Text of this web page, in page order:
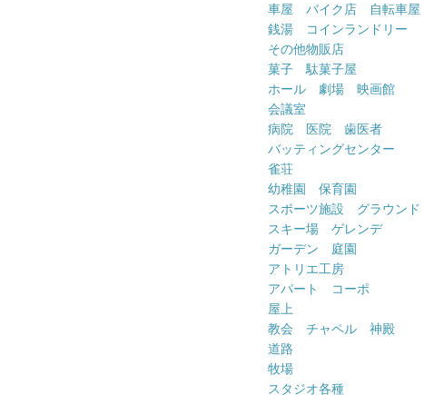
車屋 バイク店 自転車屋
銭湯 コインランドリー
その他物販店
菓子 駄菓子屋
ホール 劇場 映画館
会議室
病院 医院 歯医者
バッティングセンター
雀荘
幼稚園 保育園
スポーツ施設 グラウンド
スキー場 ゲレンデ
ガーデン 庭園
アトリエ工房
アパート コーポ
屋上
教会 チャペル 神殿
道路
牧場
スタジオ各種